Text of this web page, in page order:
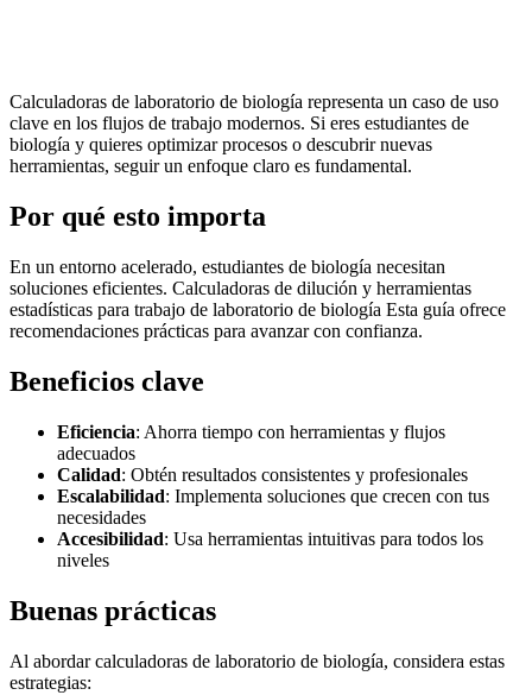
Calculadoras de laboratorio de biología representa un caso de uso
clave en los flujos de trabajo modernos. Si eres estudiantes de
biología y quieres optimizar procesos o descubrir nuevas
herramientas, seguir un enfoque claro es fundamental.
Por qué esto importa
En un entorno acelerado, estudiantes de biología necesitan
soluciones eficientes. Calculadoras de dilución y herramientas
estadísticas para trabajo de laboratorio de biología Esta guía ofrece
recomendaciones prácticas para avanzar con confianza.
Beneficios clave
Eficiencia: Ahorra tiempo con herramientas y flujos
adecuados
Calidad: Obtén resultados consistentes y profesionales
Escalabilidad: Implementa soluciones que crecen con tus
necesidades
Accesibilidad: Usa herramientas intuitivas para todos los
niveles
Buenas prácticas
Al abordar calculadoras de laboratorio de biología, considera estas
estrategias: